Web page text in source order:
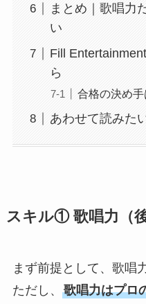
まとめ｜歌唱力
い
Fill
ら
合格の決め手
あわせて読みた
スキル① 歌唱力（
まず前提として、歌唱
ただし、 歌唱力はプロ